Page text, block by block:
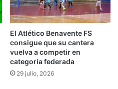
El Atlético Benavente FS
consigue que su cantera
vuelva a competir en
categoría federada
29 julio, 2026